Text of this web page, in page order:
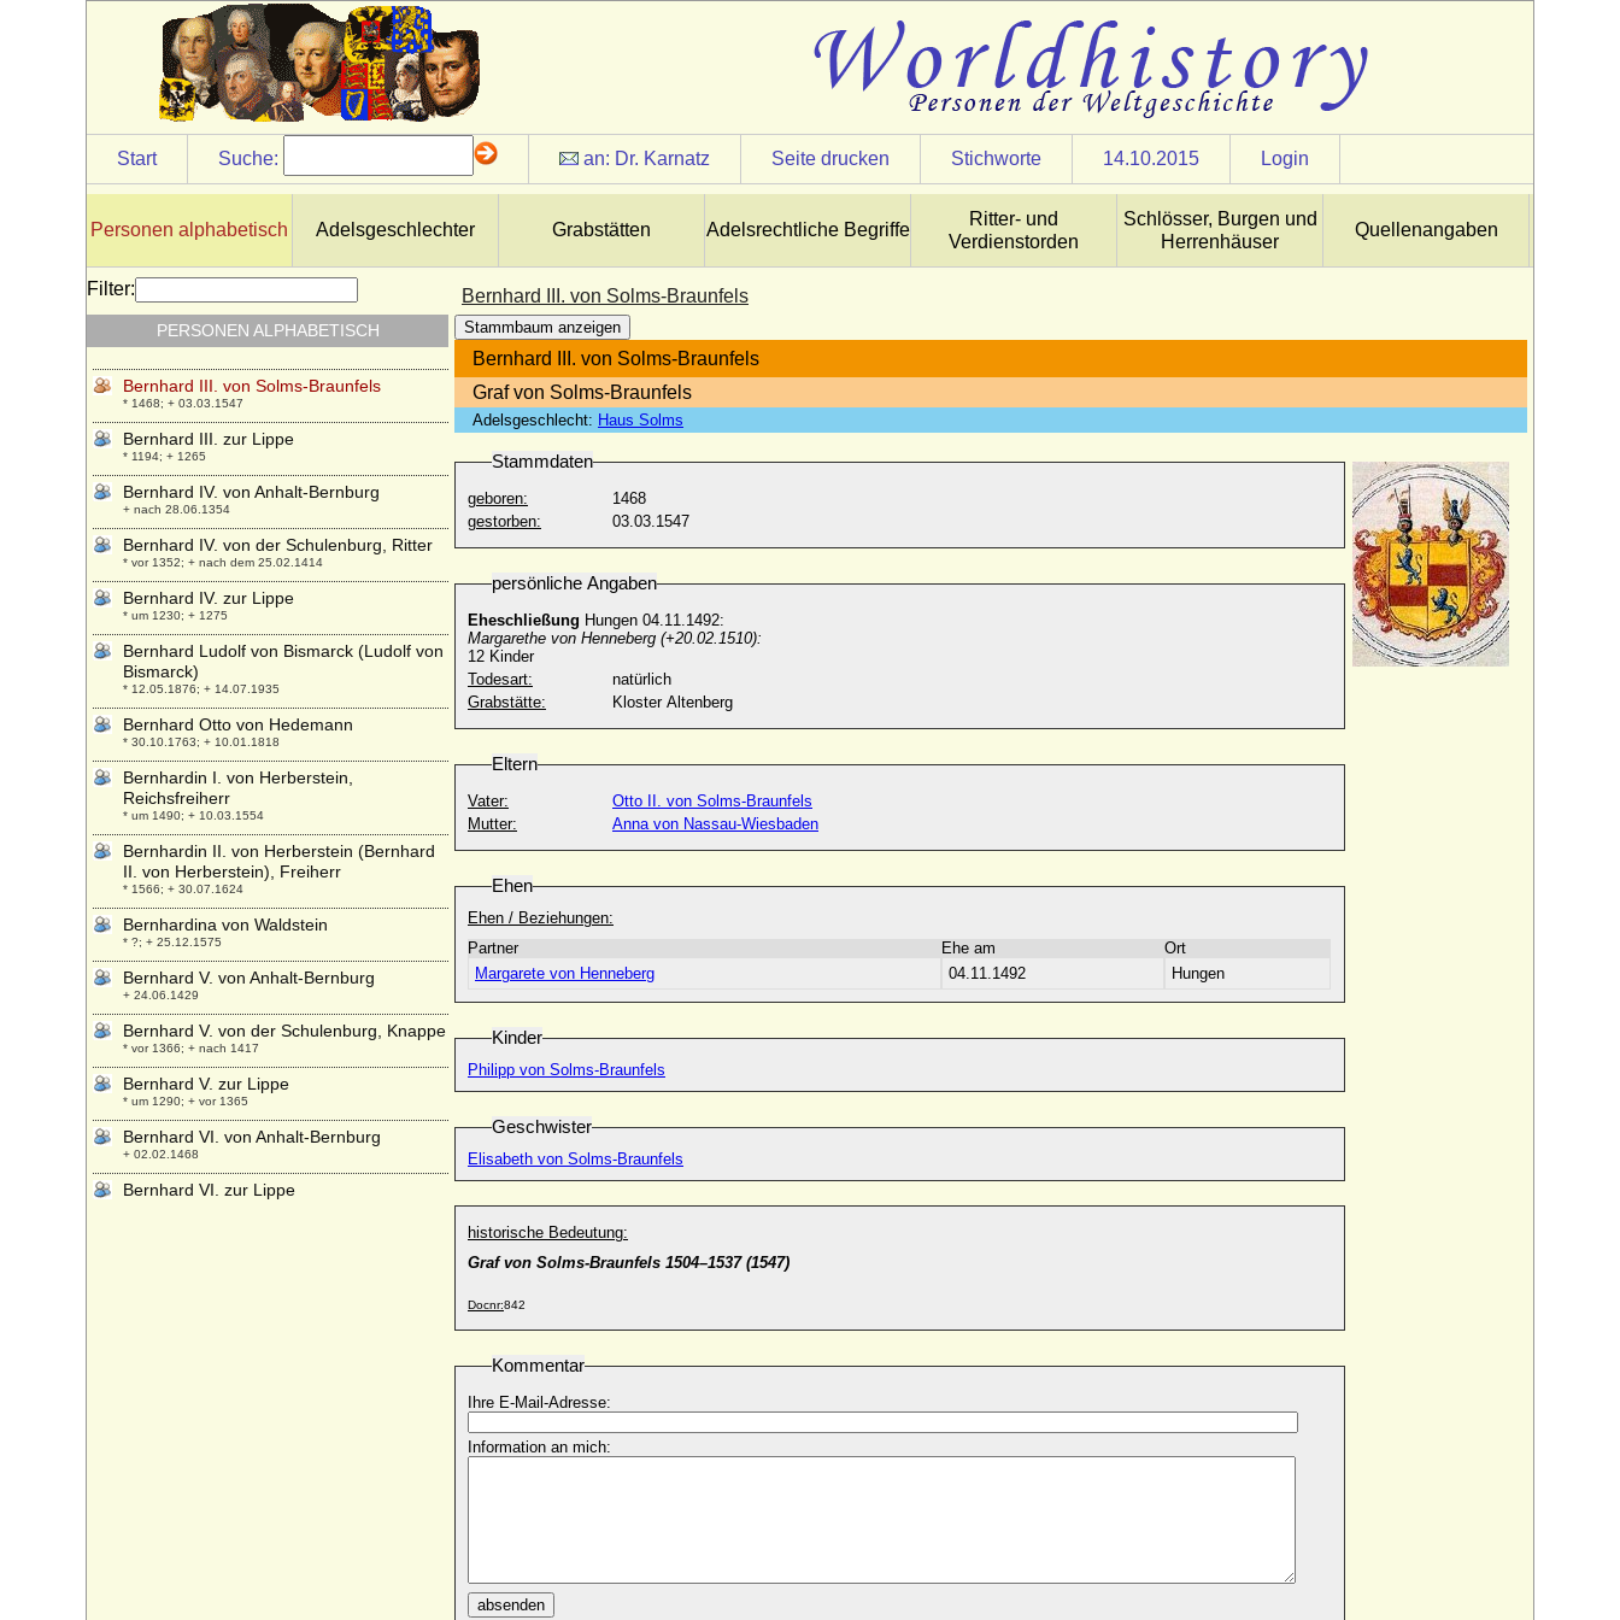
Start Suche: an: Dr. Karnatz Seite drucken Stichworte 14.10.2015 Login
Personen alphabetisch Adelsgeschlechter Grabstätten Adelsrechtliche Begriffe
Ritter- und
Verdienstorden
Schlösser, Burgen und
Herrenhäuser
Quellenangaben
Bernhard III. von Solms-Braunfels
Stammbaum anzeigen
Bernhard III. von Solms-Braunfels
Graf von Solms-Braunfels
Adelsgeschlecht: Haus Solms
Stammdaten
geboren:
1468
gestorben:
03.03.1547
persönliche Angaben
Eheschließung Hungen 04.11.1492:
Margarethe von Henneberg (+20.02.1510):
12 Kinder
Todesart:
natürlich
Grabstätte:
Kloster Altenberg
Eltern
Vater:
Otto II. von Solms-Braunfels
Mutter:
Anna von Nassau-Wiesbaden
Ehen
Ehen / Beziehungen:
Partner
Ehe am
Ort
Margarete von Henneberg
04.11.1492 Hungen
Kinder
Philipp von Solms-Braunfels
Geschwister
Elisabeth von Solms-Braunfels
historische Bedeutung:
Graf von Solms-Braunfels 1504–1537 (1547)
Docnr:842
Kommentar
Ihre E-Mail-Adresse:
Information an mich:
absenden
Filter:
PERSONEN ALPHABETISCH
Bernhard II. von Solms-Braunfels
* unbekannt; + 06.08.1459
Bernhard II. zur Lippe
* um 1140; + 30.04.1224
Bernhard III. von Anhalt-Bernburg
+ 20.08.1348
Bernhard III. von Baden-Baden
Bernhard III. von Moltzan
* um 1260; + vor 05.01.1324
Bernhard III. von Sachsen
* 1140; + 09.02.1212
Bernhard III. von Sachsen-Meiningen
* 01.04.1851; + 16.01.1928
Bernhard III. von Solms-Braunfels
* 1468; + 03.03.1547
Bernhard III. zur Lippe
* 1194; + 1265
Bernhard IV. von Anhalt-Bernburg
+ nach 28.06.1354
Bernhard IV. von der Schulenburg, Ritter
* vor 1352; + nach dem 25.02.1414
Bernhard IV. zur Lippe
* um 1230; + 1275
Bernhard Ludolf von Bismarck (Ludolf von
Bismarck)
* 12.05.1876; + 14.07.1935
Bernhard Otto von Hedemann
* 30.10.1763; + 10.01.1818
Bernhardin I. von Herberstein,
Reichsfreiherr
* um 1490; + 10.03.1554
Bernhardin II. von Herberstein (Bernhard
II. von Herberstein), Freiherr
* 1566; + 30.07.1624
Bernhardina von Waldstein
* ?; + 25.12.1575
Bernhard V. von Anhalt-Bernburg
+ 24.06.1429
Bernhard V. von der Schulenburg, Knappe
* vor 1366; + nach 1417
Bernhard V. zur Lippe
* um 1290; + vor 1365
Bernhard VI. von Anhalt-Bernburg
+ 02.02.1468
Bernhard VI. zur Lippe